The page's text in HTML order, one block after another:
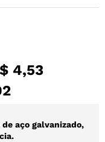
4,53
aço galvanizado,